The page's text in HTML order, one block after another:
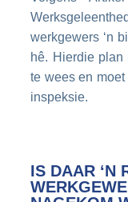
werkgewers ‘n
hê. Hierdie
te wees en
inspeksie.
IS DAAR ‘N